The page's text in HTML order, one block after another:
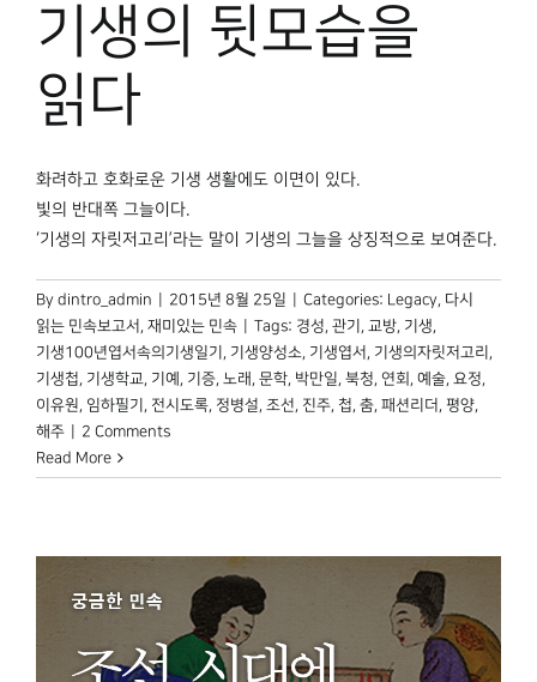
기생의 뒷모습을
읽다
화려하고 호화로운 기생 생활에도 이면이 있다.
빛의 반대쪽 그늘이다.
‘기생의 자릿저고리’라는 말이 기생의 그늘을 상징적으로 보여준다.
By dintro_admin 2015년 8월 25일 Categories: Legacy, 다시
읽는 민속보고서 , 재미있는 민속 Tags: 경성, 관기 , 교방, 기생,
기생100년엽서속의기생일기 , 기생양성소, 기생엽서 , 기생의자릿저고리 ,
기생첩, 기생학교, 기예 , 기증, 노래 , 문학, 박만일, 북청, 연회 , 예술, 요정,
이유원, 임하필기 , 전시도록, 정병설, 조선, 진주, 첩, 춤, 패션리더 , 평양,
해주
2 Comments
Read More